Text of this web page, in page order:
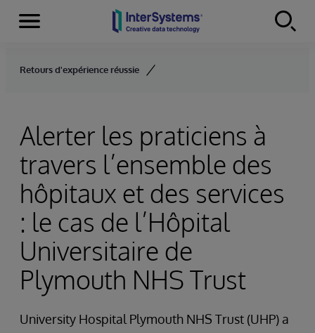
Skip to content
Menu
Retours d'expérience réussie
Alerter les praticiens à
travers l’ensemble des
hôpitaux et des services
: le cas de l’Hôpital
Universitaire de
Plymouth NHS Trust
University Hospital Plymouth NHS Trust (UHP) a